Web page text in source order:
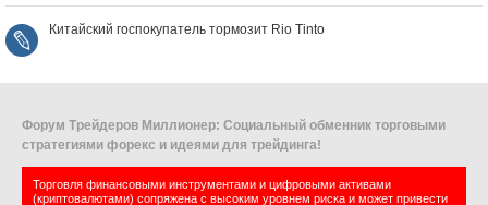
Китайский госпокупатель тормозит Rio Tinto
Форум Трейдеров Миллионер: Социальный обменник торговыми
стратегиями форекс и идеями для трейдинга!
Торговля финансовыми инструментами и цифровыми активами
(криптовалютами) сопряжена с высоким уровнем риска и может привести